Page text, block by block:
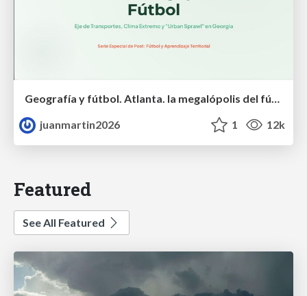
Geografía y fútbol. Atlanta. la megalópolis del fútbol
juanmartin2026
1 12k
Featured
See All Featured